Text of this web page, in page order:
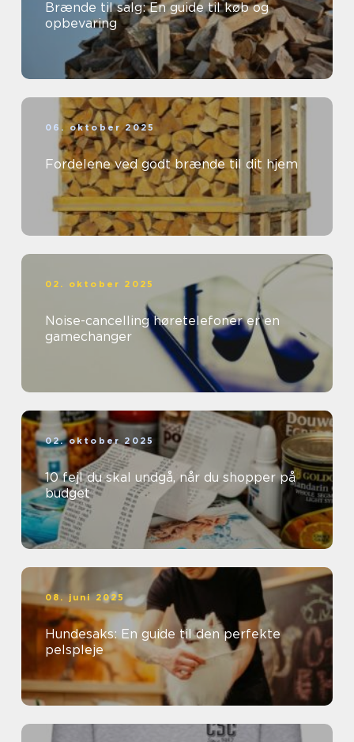
Brænde til salg: En guide til køb og
opbevaring
06. oktober 2025
Fordelene ved godt brænde til dit hjem
02. oktober 2025
Noise-cancelling høretelefoner er en
gamechanger
02. oktober 2025
10 fejl du skal undgå, når du shopper på
budget
08. juni 2025
Hundesaks: En guide til den perfekte
pelspleje